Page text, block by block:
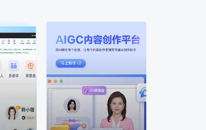
内容创
制
AIGC平台
用AI孵化每个创意
讯飞AIGC平台：让每个创
作者都拥有自己的专注AI创
作助手